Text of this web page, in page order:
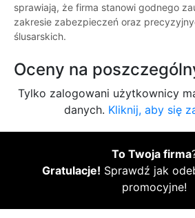
sprawiają, że firma stanowi godnego
zakresie zabezpieczeń oraz
ślusarskich.
Oceny na
Tylko zalogowani użytkownicy
danych. Kliknij, aby się
To Twoja firma
Gratulacje! Sprawdź jak
promocyjne!